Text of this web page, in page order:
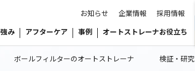
お知らせ 企業情報
採用情報
み アフターケア 事例 オートストレーナお役立ち
ボールフィルターのオートストレーナ 検証・研究